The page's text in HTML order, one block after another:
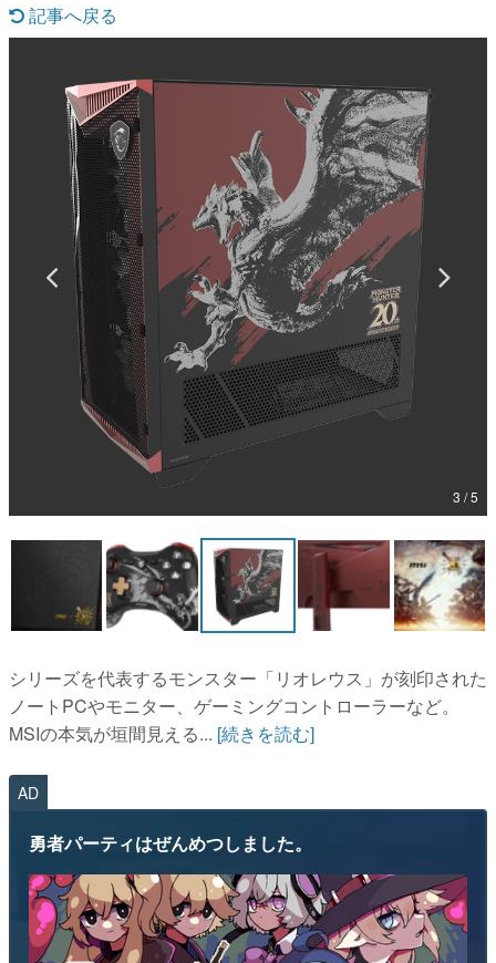
ゲームが変えた日本語
「経験値」「裏技」「ラスボス」… ゲームにまつわる言葉
の起源や用法の変遷を、コンピューター文化史研究家・タ
イニーP氏が徹底調査。
カテゴリ
特集記事
マンガ
女性向け
アプリレビュー
その他
電ファミニコゲーマーとは？
記事へ戻る
3 / 5
シリーズを代表するモンスター「リオレウス」が刻印された
ノートPCやモニター、ゲーミングコントローラーなど。
MSIの本気が垣間見える... [続きを読む]
AD
勇者パーティはぜんめつしました。